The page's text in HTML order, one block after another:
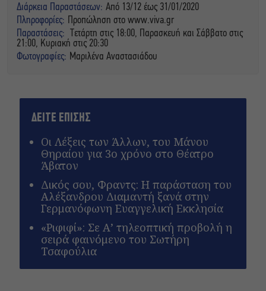
Διάρκεια Παραστάσεων: Από 13/12 έως 31/01/2020
Πληροφορίες:
Προπώληση στο www.viva.gr
Παραστάσεις:
Τετάρτη στις 18:00, Παρασκευή και Σάββατο στις
21:00, Κυριακή στις 20:30
Φωτογραφίες: Μαριλένα Αναστασιάδου
ΔΕΙΤΕ ΕΠΙΣΗΣ
Οι Λέξεις των Άλλων, του Μάνου
Θηραίου για 3ο χρόνο στο Θέατρο
Άβατον
Δικός σου, Φραντς: Η παράσταση του
Αλέξανδρου Διαμαντή ξανά στην
Γερμανόφωνη Ευαγγελική Εκκλησία
«Ριφιφί»: Σε Α’ τηλεοπτική προβολή η
σειρά φαινόμενο του Σωτήρη
Τσαφούλια